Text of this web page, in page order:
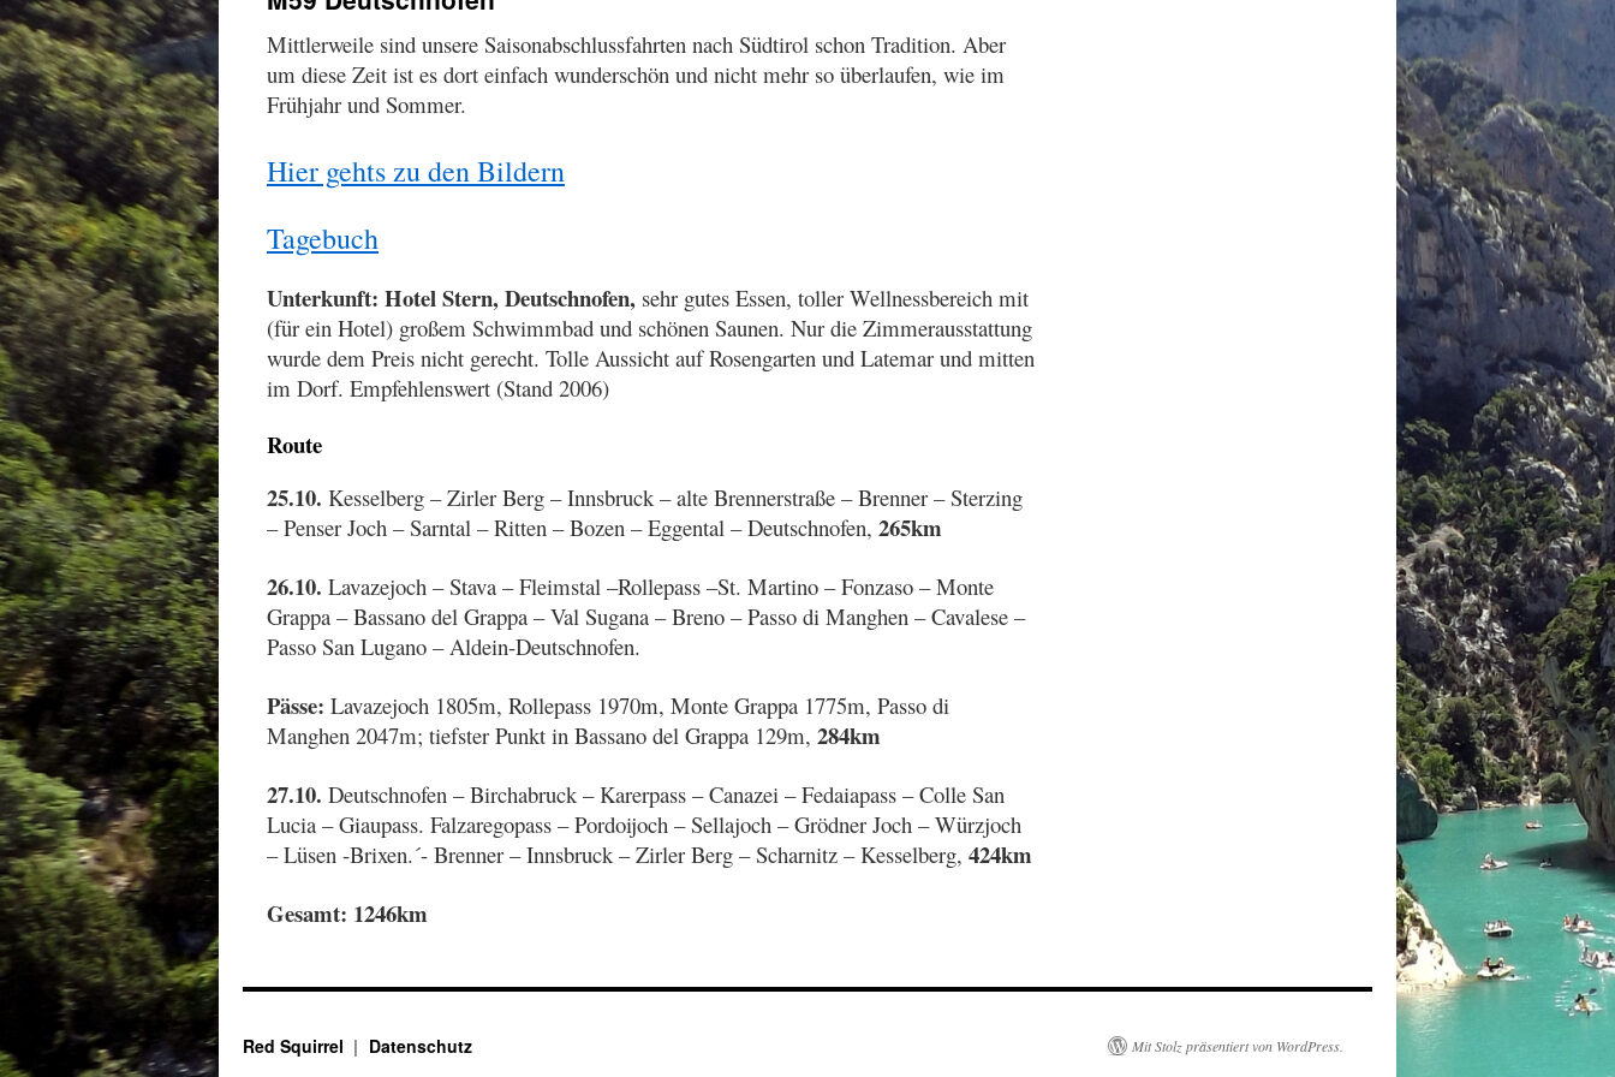
Mittlerweile sind unsere Saisonabschlussfahrten nach Südtirol schon Tradition. Aber
um diese Zeit ist es dort einfach wunderschön und nicht mehr so überlaufen, wie im
Frühjahr und Sommer.
Hier gehts zu den Bildern
Tagebuch
Unterkunft: Hotel Stern, Deutschnofen, sehr gutes Essen, toller Wellnessbereich mit
(für ein Hotel) großem Schwimmbad und schönen Saunen. Nur die Zimmerausstattung
wurde dem Preis nicht gerecht. Tolle Aussicht auf Rosengarten und Latemar und mitten
im Dorf. Empfehlenswert (Stand 2006)
Route
25.10. Kesselberg – Zirler Berg – Innsbruck – alte Brennerstraße – Brenner – Sterzing
– Penser Joch – Sarntal – Ritten – Bozen – Eggental – Deutschnofen, 265km
26.10. Lavazejoch – Stava – Fleimstal –Rollepass –St. Martino – Fonzaso – Monte
Grappa – Bassano del Grappa – Val Sugana – Breno – Passo di Manghen – Cavalese –
Passo San Lugano – Aldein-Deutschnofen.
Pässe: Lavazejoch 1805m, Rollepass 1970m, Monte Grappa 1775m, Passo di
Manghen 2047m; tiefster Punkt in Bassano del Grappa 129m, 284km
27.10. Deutschnofen – Birchabruck – Karerpass – Canazei – Fedaiapass – Colle San
Lucia – Giaupass. Falzaregopass – Pordoijoch – Sellajoch – Grödner Joch – Würzjoch
– Lüsen -Brixen.´- Brenner – Innsbruck – Zirler Berg – Scharnitz – Kesselberg, 424km
Gesamt: 1246km
Red Squirrel Datenschutz Mit Stolz präsentiert von WordPress.